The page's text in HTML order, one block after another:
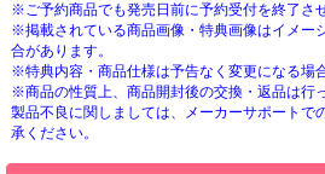
※ご予約商品でも発売日前に予約受付を終了さ
※掲載されている商品画像・特典画像はイメー
合があります。
※特典内容・商品仕様は予告なく変更になる場
※商品の性質上、商品開封後の交換・返品は行
製品不良に関しましては、メーカーサポートで
承ください。